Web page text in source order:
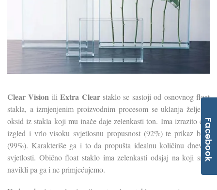
Clear Vision iliExtra Clearstaklo se sastoji od osnovnog float
stakla, a izmjenjenim proizvodnim procesom se uklanja željezni
oksid iz stakla koji mu inače daje zelenkasti ton. Ima izrazito čist
izgled i vrlo visoku svjetlosnu propusnost (92%) te prikaz boja
(99%). Karakteriše ga i to da propušta idealnu količinu dnevne
svjetlosti. Obično float staklo ima zelenkasti odsjaj na koji smo
navikli pa ga i ne primjećujemo.
Facebook